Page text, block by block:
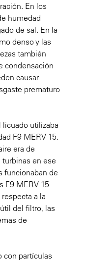
En los
humedad
de sal. En la
denso y las
también
condensación
causar
prematuro
licuado utilizaba
F9 MERV 15.
era de
en ese
funcionaban de
F9 MERV 15
a la
del filtro, las
de
con partículas